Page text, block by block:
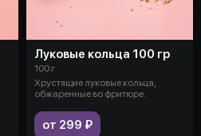
Луковые кольца 100 гр
100 г
Хрустящие луковые кольца,
обжаренные во фритюре.
от 299 ₽